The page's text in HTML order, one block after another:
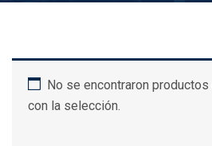
No se encontraron
con la selección.